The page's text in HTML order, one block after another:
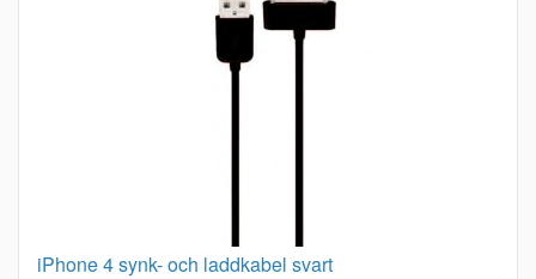
iPhone 4 synk- och laddkabel svart